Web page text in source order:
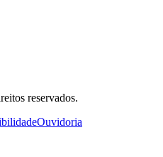
reservados.
Ouvidoria